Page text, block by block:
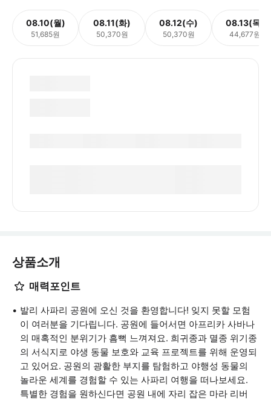
08.10(월)
51,685원
08.11(화)
50,370원
08.12(수)
50,370원
08.13(목)
44,677원
상품소개
매력포인트
발리 사파리 공원에 오신 것을 환영합니다! 잊지 못할 모험
이 여러분을 기다립니다. 공원에 들어서면 아프리카 사바나
의 매혹적인 분위기가 흠뻑 느껴져요. 희귀종과 멸종 위기종
의 서식지로 야생 동물 보호와 교육 프로젝트를 위해 운영되
고 있어요. 공원의 광활한 부지를 탐험하고 야행성 동물의
놀라운 세계를 경험할 수 있는 사파리 여행을 떠나보세요.
특별한 경험을 원하신다면 공원 내에 자리 잡은 마라 리버